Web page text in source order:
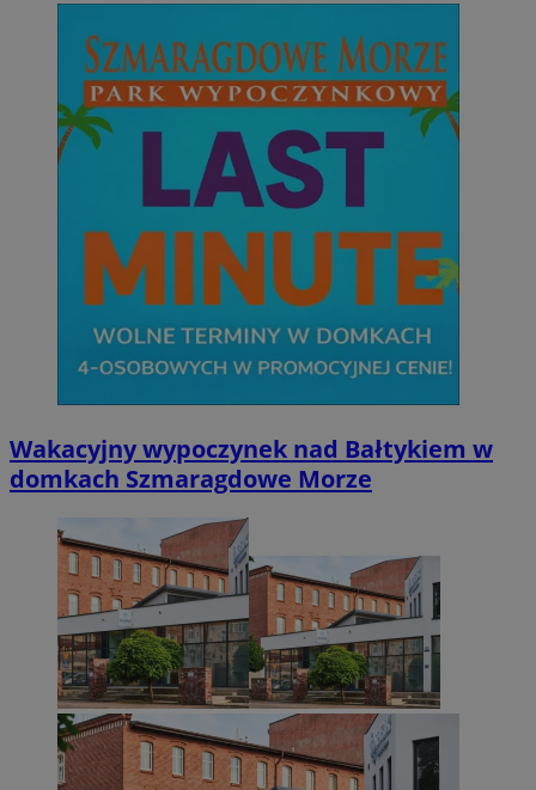
Wakacyjny wypoczynek nad Bałtykiem w
domkach Szmaragdowe Morze